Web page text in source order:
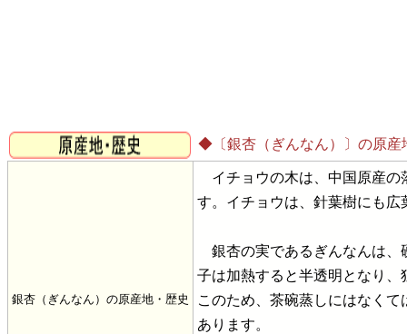
◆〔銀杏（ぎんなん）〕の原産
銀杏（ぎんなん）の原産地・歴史
イチョウの木は、中国原産の
す。イチョウは、針葉樹にも
銀杏の実であるぎんなんは、
子は加熱すると半透明となり
このため、茶碗蒸しにはなく
あります。